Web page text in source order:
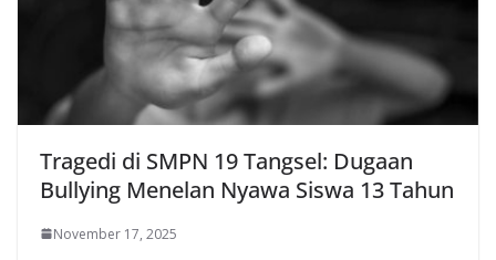
Tragedi di SMPN 19 Tangsel: Dugaan
Bullying Menelan Nyawa Siswa 13 Tahun
November 17, 2025